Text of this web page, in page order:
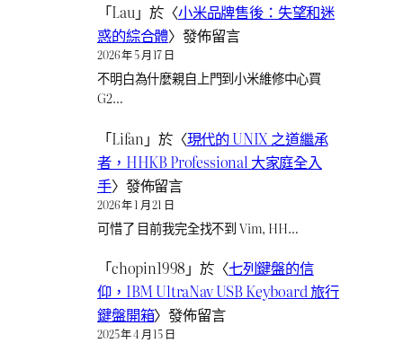
「Lau」於〈小米品牌售後：失望和迷
惑的綜合體〉發佈留言
2026 年 5 月 17 日
不明白為什麼親自上門到小米維修中心買
G2…
「Lifan 」於〈現代的 UNIX 之道繼承
者，HHKB Professional 大家庭全入
手〉發佈留言
2026 年 1 月 21 日
可惜了 目前我完全找不到 Vim, HH…
「chopin1998 」於〈七列鍵盤的信
仰，IBM UltraNav USB Keyboard 旅行
鍵盤開箱〉發佈留言
2025 年 4 月 15 日